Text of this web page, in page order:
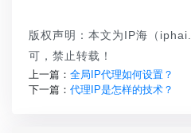
版权声明：本文为IP海（
可，禁止转载！
上一篇： 全局IP代理如何设置？
下一篇： 代理IP是怎样的技术？